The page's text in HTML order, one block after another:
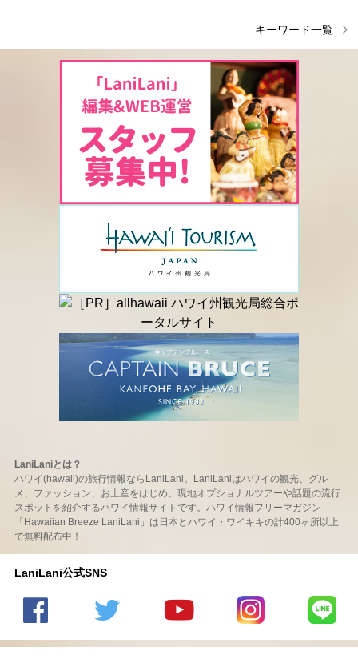
キーワード一覧
LaniLaniとは？
ハワイ(hawaii)の旅行情報ならLaniLani。LaniLaniはハワイの観光、グル
メ、ファッション、お土産をはじめ、現地オプショナルツアーや話題の流行
スポットを紹介するハワイ情報サイトです。ハワイ情報フリーマガジン
「Hawaiian Breeze LaniLani」は日本とハワイ・ワイキキの計400ヶ所以上
で無料配布中！
LaniLani公式SNS
の
のtwitter
の
LaniLani
LaniLani